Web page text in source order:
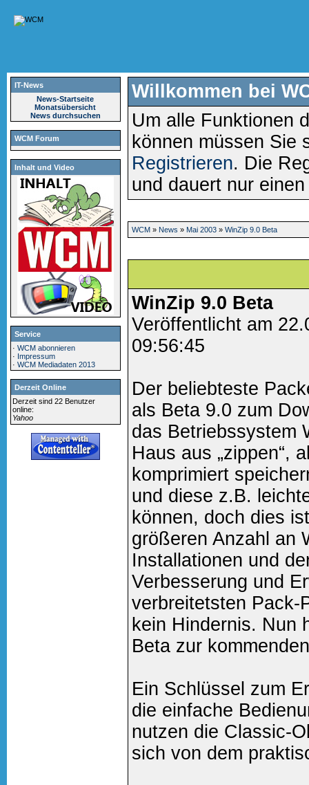
IT-News
News-Startseite
Monatsübersicht
News durchsuchen
WCM Forum
Inhalt und Video
Service
·WCM abonnieren
· Impressum
·WCM Mediadaten 2013
Derzeit Online
Derzeit sind 22 Benutzer
online:
Yahoo
Willkommen bei
Um alle Funktionen
können müssen Sie
Registrieren. Die
und dauert nur
WCM» News » Mai 2003» WinZip 9.0 Beta
WinZip 9.0 Beta
Veröffentlicht am
09:56:45
Der beliebteste
als Beta 9.0 zum
das Betriebssystem
Haus aus „zippen“,
komprimiert
und diese z.B.
können, doch dies
größeren Anzahl an
Installationen und
Verbesserung und
verbreitetsten Pack-
kein Hindernis. Nun
Beta zur
Ein Schlüssel zum
die einfache
nutzen die Classic-
sich von dem